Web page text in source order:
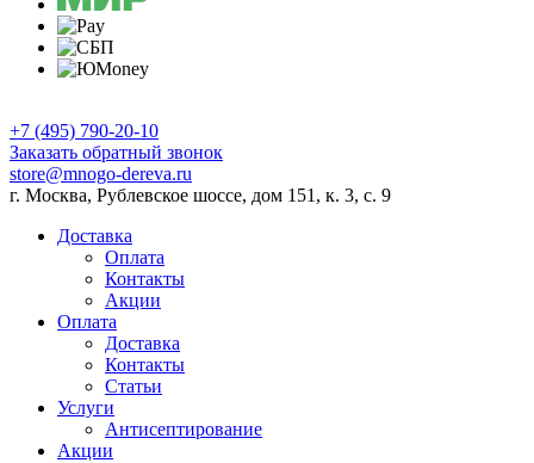
+7 (495) 790-20-10
Заказать обратный звонок
store@mnogo-dereva.ru
г. Москва, Рублевское шоссе, дом 151, к. 3, с. 9
Доставка
Оплата
Контакты
Акции
Оплата
Доставка
Контакты
Статьи
Услуги
Антисептирование
Акции